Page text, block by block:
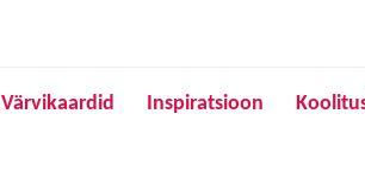
Värvikaardid Inspiratsioon